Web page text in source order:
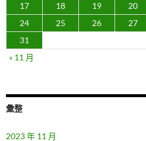
17
18 19 20
24
25 26 27
31
« 11 月
彙整
2023 年 11 月